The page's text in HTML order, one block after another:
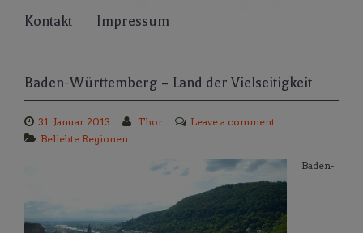
Kontakt Impressum
Baden-Württemberg – Land der Vielseitigkeit
31. Januar 2013 Thor
Leave a comment
Beliebte Regionen
Baden-